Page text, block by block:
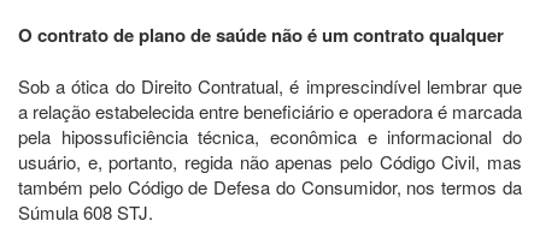
O contrato de plano de saúde não é um contrato qualquer
Sob a ótica do Direito Contratual, é imprescindível lembrar que
a relação estabelecida entre beneficiário e operadora é marcada
pela hipossuficiência técnica, econômica e informacional do
usuário, e, portanto, regida não apenas pelo Código Civil, mas
também pelo Código de Defesa do Consumidor, nos termos da
Súmula 608 STJ.